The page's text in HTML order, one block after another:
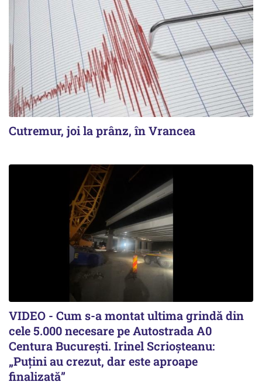
Cutremur, joi la prânz, în Vrancea
VIDEO - Cum s-a montat ultima grindă din
cele 5.000 necesare pe Autostrada A0
Centura București. Irinel Scrioșteanu:
„Puțini au crezut, dar este aproape
finalizată”